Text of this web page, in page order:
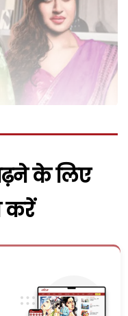
के लिए
करें